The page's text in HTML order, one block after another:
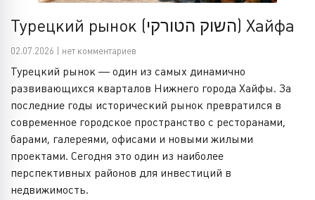
Турецкий рынок (השוק הטורקי) Хайфа
02.07.2026 | нет комментариев
Турецкий рынок — один из самых динамично
развивающихся кварталов Нижнего города Хайфы. За
последние годы исторический рынок превратился в
современное городское пространство с ресторанами,
барами, галереями, офисами и новыми жилыми
проектами. Сегодня это один из наиболее
перспективных районов для инвестиций в
недвижимость.